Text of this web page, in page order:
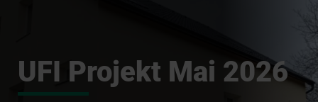
UFI Projekt Mai 2026